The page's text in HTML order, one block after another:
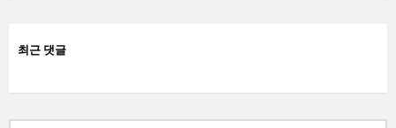
최근 댓글